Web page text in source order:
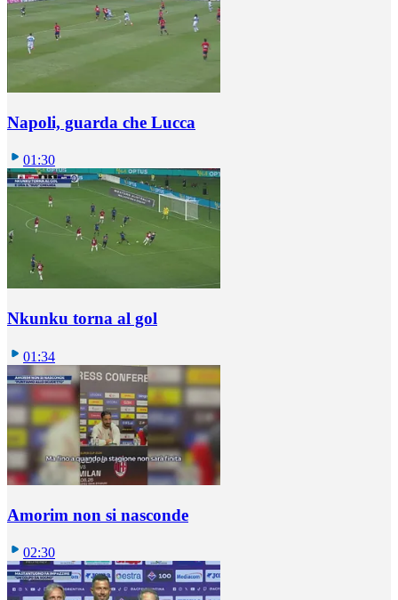
Napoli, guarda che Lucca
01:30
Nkunku torna al gol
01:34
Amorim non si nasconde
02:30